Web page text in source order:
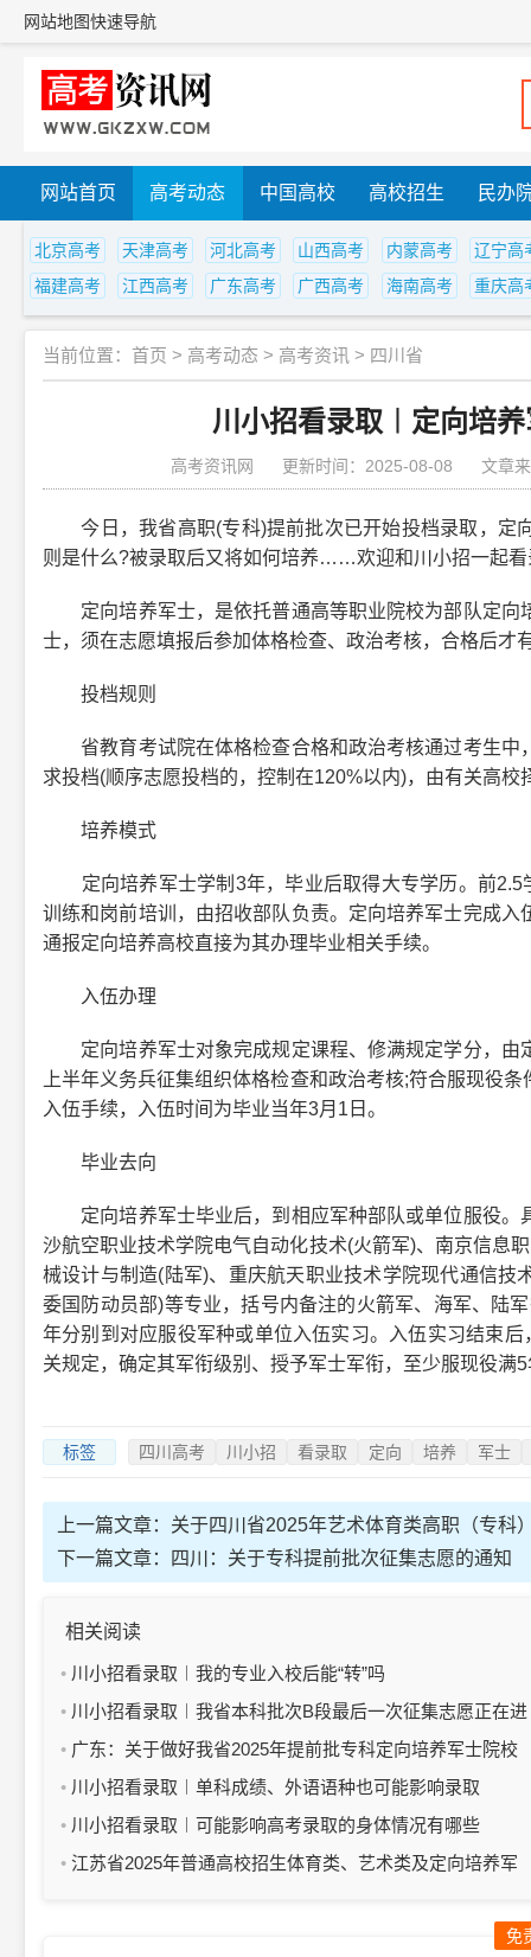
网站地图快速导航
网站首页 高考动态 中国高校 高校招生 民办
北京高考 天津高考 河北高考 山西高考 内蒙高考
辽宁高
福建高考
江西高考 广东高考 广西高考 海南高考 重庆高
当前位置： 首页 > 高考动态 > 高考资讯 > 四川省
川小招看录取︱定向培
高考资讯网 更新时间：2025-08-08 文章
今日，我省高职(专科)提前批次已开始投档录取，定
则是什么?被录取后又将如何培养……欢迎和川小招一起看
定向培养军士，是依托普通高等职业院校为部队定向
士，须在志愿填报后参加体格检查、政治考核，合格后才
投档规则
省教育考试院在体格检查合格和政治考核通过考生中
求投档(顺序志愿投档的，控制在120%以内)，由有关高校
培养模式
定向培养军士学制3年，毕业后取得大专学历。前2.5
训练和岗前培训，由招收部队负责。定向培养军士完成
通报定向培养高校直接为其办理毕业相关手续。
入伍办理
定向培养军士对象完成规定课程、修满规定学分，由
上半年义务兵征集组织体格检查和政治考核;符合服现役
入伍手续，入伍时间为毕业当年3月1日。
毕业去向
定向培养军士毕业后，到相应军种部队或单位服役。
沙航空职业技术学院电气自动化技术(火箭军)、南京信息
械设计与制造(陆军)、重庆航天职业技术学院现代通信
委国防动员部)等专业，括号内备注的火箭军、海军、陆
年分别到对应服役军种或单位入伍实习。入伍实习结束
关规定，确定其军衔级别、授予军士军衔，至少服现役满
标签 四川高考 川小招 看录取 定向 培养 军士
上一篇文章： 关于四川省2025年艺术体育类高职（专科
下一篇文章：
四川：关于专科提前批次征集志愿的通知
相关阅读
川小招看录取︱我的专业入校后能“转”吗
川小招看录取︱我省本科批次B段最后一次征集志愿正在进
行中
广东：关于做好我省2025年提前批专科定向培养军士院校
征集志愿工作的通知
川小招看录取︱单科成绩、外语语种也可能影响录取
川小招看录取︱可能影响高考录取的身体情况有哪些
江苏省2025年普通高校招生体育类、艺术类及定向培养军
免